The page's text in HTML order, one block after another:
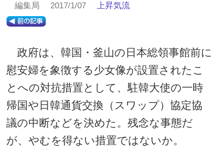
編集局 2017/1/07上昇気流
政府は、韓国・釜山の日本総領事館前に
慰安婦を象徴する少女像が設置されたこ
とへの対抗措置として、駐韓大使の一時
帰国や日韓通貨交換（スワップ）協定協
議の中断などを決めた。残念な事態だ
が、やむを得ない措置ではないか。